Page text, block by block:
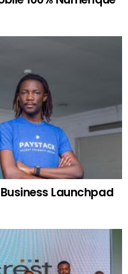
Launchpad